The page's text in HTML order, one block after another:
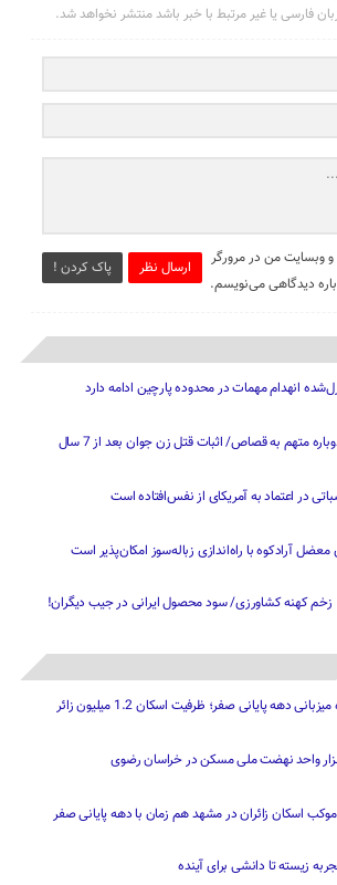
فارسی یا غیر مرتبط با خبر باشد منتشر نخواهد شد.
ارسال نظر پاک کردن !
و وبسایت من در مرورگر
دیدگاهی می‌نویسم.
انهدام مهمات در محدوده پارچین ادامه دارد
متهم به قصاص/ اثبات قتل زن جوان بعد از 7 سال
در اعتماد به آمریکای از نفس‌افتاده است
آرادکوه با راه‌اندازی زباله‌سوز امکان‌پذیر است
کهنه کشاورزی/ سود محصول ایرانی در جیب دیگران!
دهه پایانی صفر؛ ظرفیت اسکان 1.2 میلیون زائر
زیسته تا دانشی برای آینده